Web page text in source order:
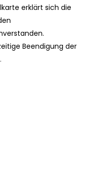
erklärt sich die
Beendigung der